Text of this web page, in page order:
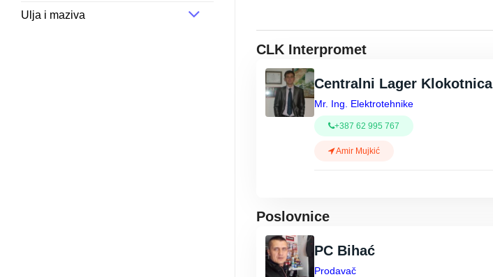
Ulja i maziva
CLK Interpromet
Centralni Lager Klokotnica
Mr. Ing. Elektrotehnike
+387 62 995 767
Amir Mujkić
Poslovnice
PC Bihać
Prodavač